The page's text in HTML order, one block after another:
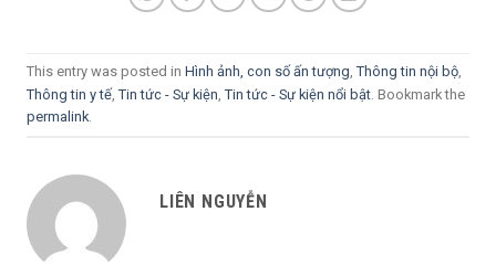
This entry was posted in Hình ảnh, con số ấn tượng,Thông tin nội bộ,
Thông tin y tế,Tin tức - Sự kiện ,Tin tức - Sự kiện nổi bật . Bookmark the
permalink
LIÊN NGUYỄN